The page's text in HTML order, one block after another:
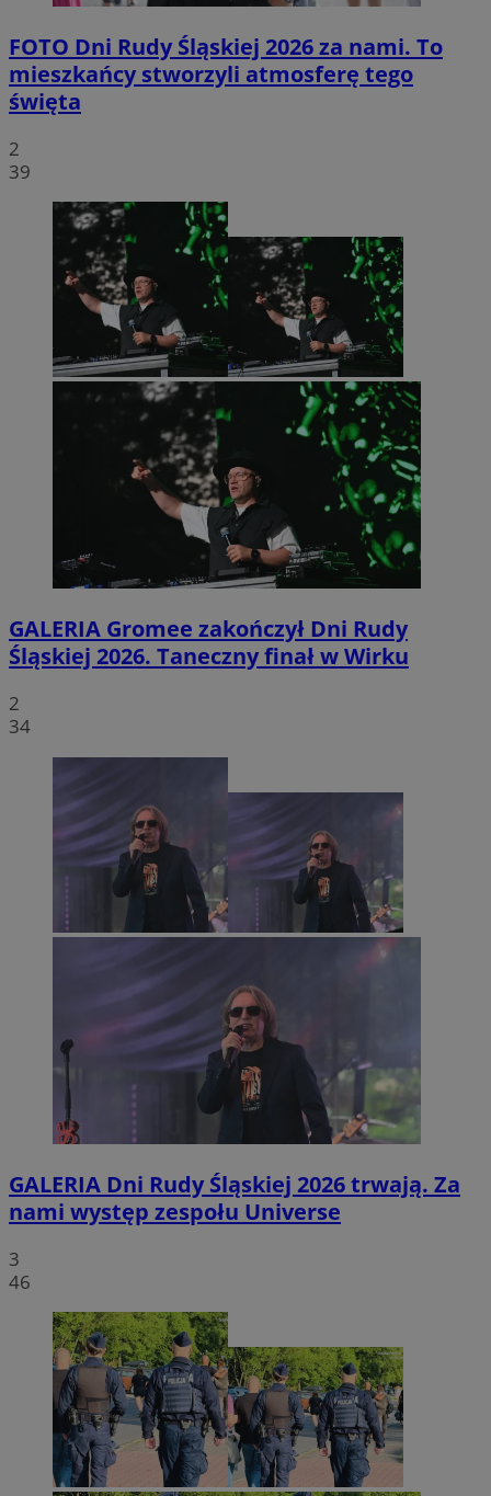
FOTO Dni Rudy Śląskiej 2026 za nami. To
mieszkańcy stworzyli atmosferę tego
święta
2
39
GALERIA Gromee zakończył Dni Rudy
Śląskiej 2026. Taneczny finał w Wirku
2
34
GALERIA Dni Rudy Śląskiej 2026 trwają. Za
nami występ zespołu Universe
3
46